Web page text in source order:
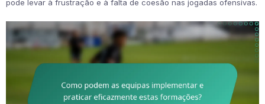
pode levar à frustração e à falta de coesão nas jogadas ofensivas.